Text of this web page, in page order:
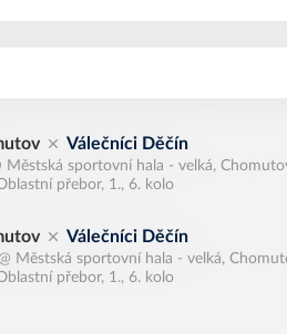
Válečníci Děčín
Městská sportovní hala - velká,
přebor, 1., 6. kolo
Válečníci Děčín
@ Městská sportovní hala - velká,
přebor, 1., 6. kolo